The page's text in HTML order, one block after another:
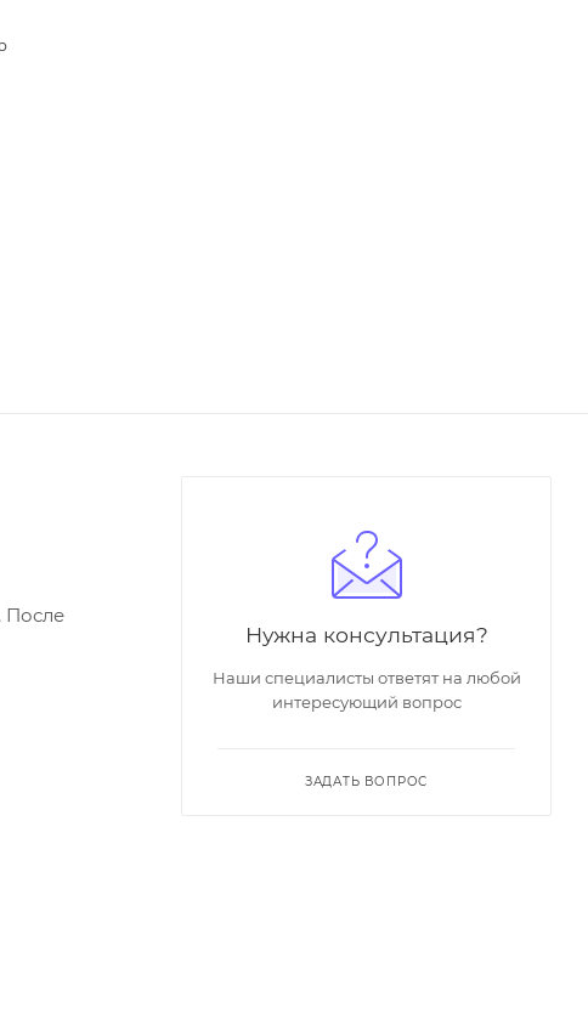
После
Нужна консультация?
Наши специалисты ответят на любой
интересующий вопрос
ЗАДАТЬ ВОПРОС